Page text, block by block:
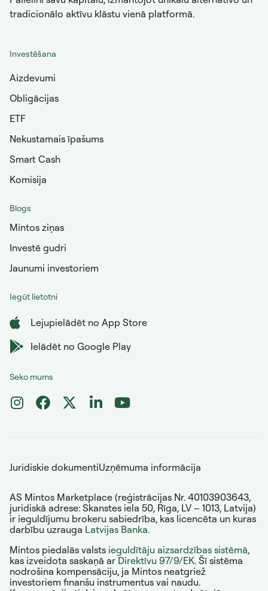
tradicionālo aktīvu klāstu vienā platformā.
Investēšana
Aizdevumi
Obligācijas
ETF
Nekustamais īpašums
Smart Cash
Komisija
Blogs
Mintos ziņas
Investē gudri
Jaunumi investoriem
Iegūt lietotni
Lejupielādēt no App Store
Ielādēt no Google Play
Seko mums
Juridiskie dokumentiUzņēmuma informācija
AS Mintos Marketplace (reģistrācijas Nr. 40103903643,
juridiskā adrese: Skanstes iela 50, Rīga, LV – 1013, Latvija)
ir ieguldījumu brokeru sabiedrība, kas licencēta un kuras
darbību uzrauga Latvijas Banka.
Mintos piedalās valsts ieguldītāju aizsardzības sistēmā,
kas izveidota saskaņā ar Direktīvu 97/9/EK. Šī sistēma
nodrošina kompensāciju, ja Mintos neatgriež
investoriem finanšu instrumentus vai naudu.